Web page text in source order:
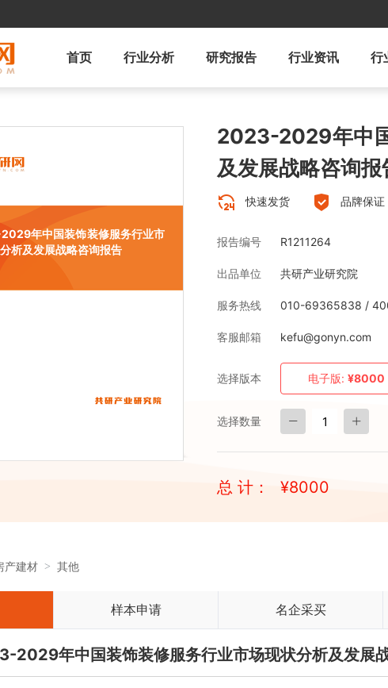
首页 行业分析 研究报告 行业资讯 行
年中国装饰装修服务行业市
析及发展战略咨询报告
2023-2029年中
及发展战略咨询报
快速发货 品牌保证
报告编号 R1211264
出品单位 共研产业研究院
服务热线 010-69365838 /
客服邮箱 kefu@gonyn.com
选择版本 电子版: ¥8000
选择数量
总 计： ¥8000
产建材 其他
样本申请 名企采买
2029年中国装饰装修服务行业市场现状分析及发展